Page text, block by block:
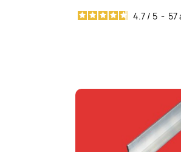
4.7 / 5 - 57